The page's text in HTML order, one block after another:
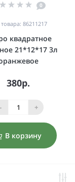
0
86211217
квадратное
21*12*17 3л
380р.
- +
В корзину